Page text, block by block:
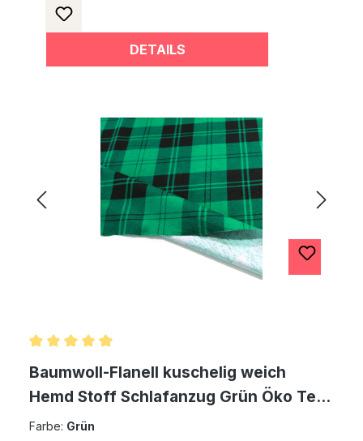
DETAILS
Baumwoll-Flanell kuschelig weich
Hemd Stoff Schlafanzug Grün Öko Tex
Meterware
Farbe: Grün